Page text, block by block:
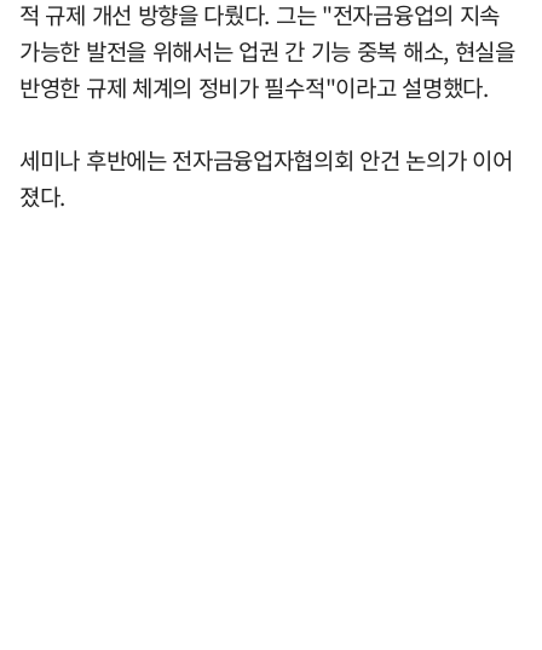
적 규제 개선 방향을 다뤘다. 그는 "전자금융업의 지속
가능한 발전을 위해서는 업권 간 기능 중복 해소, 현실을
반영한 규제 체계의 정비가 필수적"이라고 설명했다.
세미나 후반에는 전자금융업자협의회 안건 논의가 이어
졌다.